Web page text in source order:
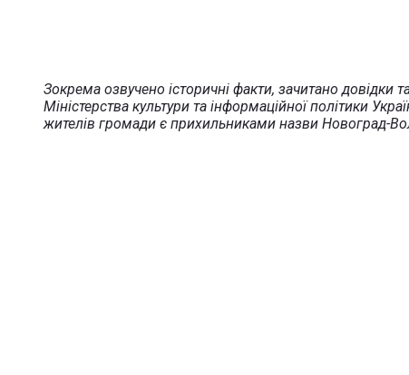
Зокрема озвучено історичні факти, зачитано довідки
Міністерства культури та інформаційної політики
жителів громади є прихильниками назви Новоград-